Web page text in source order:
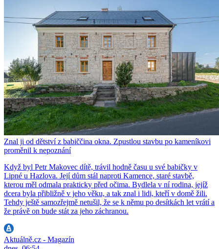
Znal ji od dětství z babiččina okna. Zpustlou stavbu po kameníkovi
proměnil k nepoznání
Když byl Petr Makovec dítě, trávil hodně času u své babičky v
Lipné u Hazlova. Její dům stál naproti Kamence, staré stavbě,
kterou měl odmala prakticky před očima. Bydlela v ní rodina, jejíž
dcera byla přibližně v jeho věku, a tak znal i lidi, kteří v domě žili.
Tehdy ještě samozřejmě netušil, že se k němu po desítkách let vrátí a
že právě on bude stát za jeho záchranou.
Aktuálně.cz - Magazín